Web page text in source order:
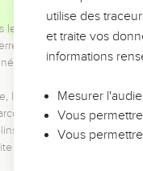
leaders pour leurs
et les saisons
leaders, entrepreneurs, et
et les clés pour
Que vous guidiez un
pour vous.
utilise des
et traite vos
informations
Mesurer
Vous
Vous